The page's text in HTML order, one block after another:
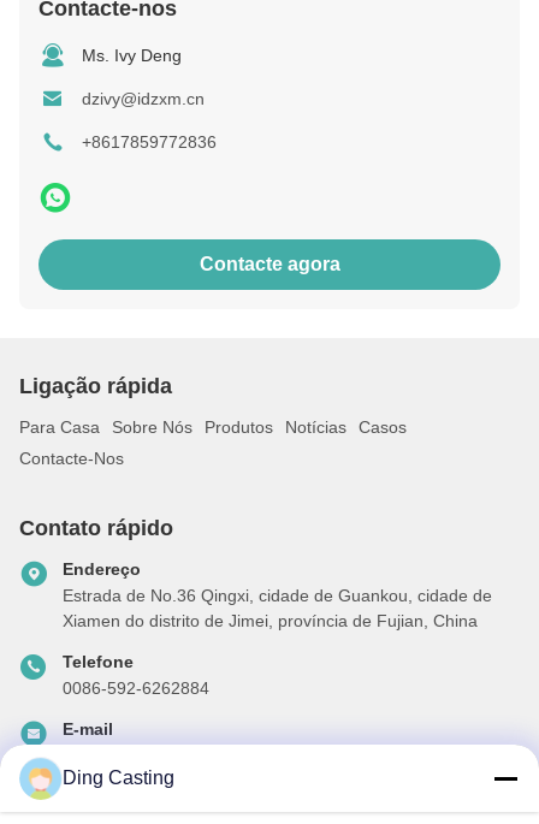
Contacte-nos
Ms. Ivy Deng
dzivy@idzxm.cn
+8617859772836
Contacte agora
Ligação rápida
Para Casa Sobre Nós Produtos Notícias
Casos
Contacte-Nos
Contato rápido
Endereço
Estrada de No.36 Qingxi, cidade de Guankou, cidade de
Xiamen do distrito de Jimei, província de Fujian, China
Telefone
0086-592-6262884
E-mail
Ding Casting